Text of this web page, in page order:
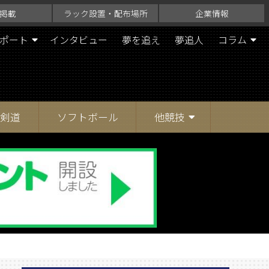
載 ラック設置・配布場所 企業情報
ート インタビュー 夢を追え 夢追人 コラム
剣道 ソフトボール 他競技